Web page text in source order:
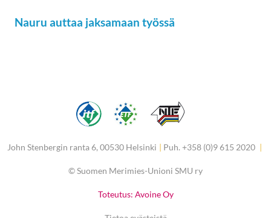
Nauru auttaa jaksamaan työssä
John Stenbergin ranta 6, 00530 Helsinki | Puh. +358 (0)9 615 2020 |
©Suomen Merimies-Unioni SMU ry
Toteutus: Avoine Oy